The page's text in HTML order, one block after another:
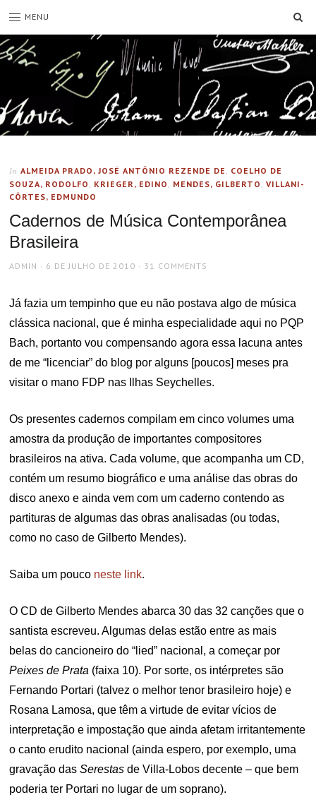
MENU
In ALMEIDA PRADO, JOSÉ ANTÔNIO REZENDE DE , COELHO DE
SOUZA, RODOLFO , KRIEGER, EDINO , MENDES, GILBERTO ,VILLANI-
CÔRTES, EDMUNDO
Cadernos de Música Contemporânea
Brasileira
AUTHOR
ADMIN
POSTED
6 DE JULHO DE 2010 31 COMMENTS
Já fazia um tempinho que eu não postava algo de música
clássica nacional, que é minha especialidade aqui no PQP
Bach, portanto vou compensando agora essa lacuna antes
de me “licenciar” do blog por alguns [poucos] meses pra
visitar o mano FDP nas Ilhas Seychelles.
Os presentes cadernos compilam em cinco volumes uma
amostra da produção de importantes compositores
brasileiros na ativa. Cada volume, que acompanha um CD,
contém um resumo biográfico e uma análise das obras do
disco anexo e ainda vem com um caderno contendo as
partituras de algumas das obras analisadas (ou todas,
como no caso de Gilberto Mendes).
Saiba um pouco neste link.
O CD de Gilberto Mendes abarca 30 das 32 canções que o
santista escreveu. Algumas delas estão entre as mais
belas do cancioneiro do “lied” nacional, a começar por
Peixes de Prata (faixa 10). Por sorte, os intérpretes são
Fernando Portari (talvez o melhor tenor brasileiro hoje) e
Rosana Lamosa, que têm a virtude de evitar vícios de
interpretação e impostação que ainda afetam irritantemente
o canto erudito nacional (ainda espero, por exemplo, uma
gravação dasSerestas de Villa-Lobos decente – que bem
poderia ter Portari no lugar de um soprano).